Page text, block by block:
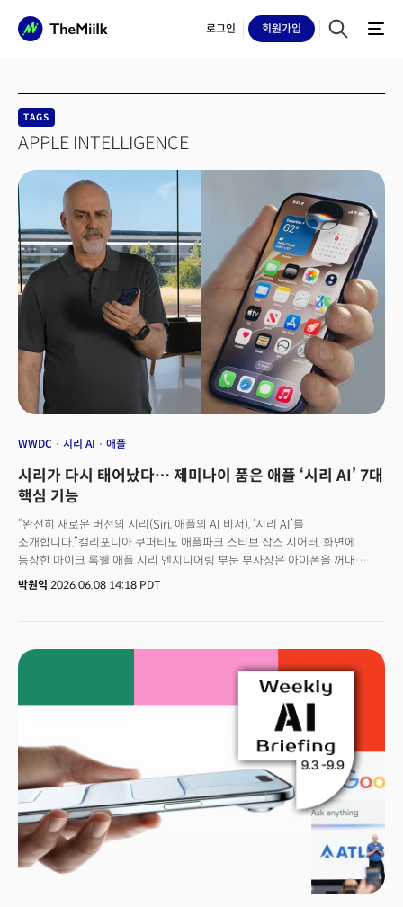
로그인 회원가입
TAGS
APPLE INTELLIGENCE
WWDC 시리 AI 애플
시리가 다시 태어났다… 제미나이 품은 애플 ‘시리 AI’ 7대
핵심 기능
“완전히 새로운 버전의 시리(Siri, 애플의 AI 비서), ‘시리 AI’를
소개합니다.”캘리포니아 쿠퍼티노 애플파크 스티브 잡스 시어터. 화면에
등장한 마이크 록웰 애플 시리 엔지니어링 부문 부사장은 아이폰을 꺼내
“샌프란시스코에서 열리는 수키 워터하우스의 콘서트가 언제지?”라고 시리에
실시간으로 벌어지는 정보까지 확인, 정확한 답변을 제시할 수 있게 된
것이다. 이뿐만 아니다. 록웰 부사장이 “추첨이 열리면 신청하도록 알림을
줘”라고 말하자 시리는 곧바로 알림(reminder)을 설정했다. 아이폰 앱을
구동하는 작업까지 스스로 수행할 수 있게 됐다. 록웰에 이어 등장한 저스틴
티티 인텔리전트 시스템 경험 엔지니어링 시니어 디렉터는 시리 AI를 활용해
‘FIFA 2026’ 월드컵 일정을 조회한 후 시청 파티 계획을 세우고, 대진을
이루는 두 나라의 음식 메뉴까지 추천받는 시연을 진행했다. 역시 화면에
손가락 하나 대지 않은 채 대화만으로 진행한 작업이었다.
박원익 2026.06.08 14:18 PDT